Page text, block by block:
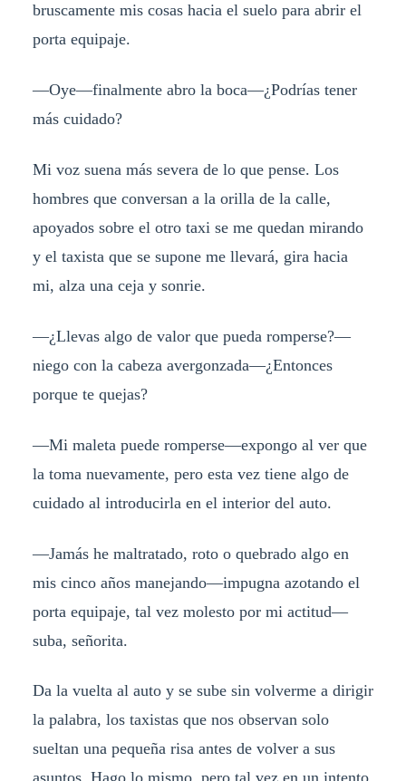
bruscamente mis cosas hacia el suelo para abrir el
porta equipaje.
—Oye—finalmente abro la boca—¿Podrías tener
más cuidado?
Mi voz suena más severa de lo que pense. Los
hombres que conversan a la orilla de la calle,
apoyados sobre el otro taxi se me quedan mirando
y el taxista que se supone me llevará, gira hacia
mi, alza una ceja y sonrie.
—¿Llevas algo de valor que pueda romperse?—
niego con la cabeza avergonzada—¿Entonces
porque te quejas?
—Mi maleta puede romperse—expongo al ver que
la toma nuevamente, pero esta vez tiene algo de
cuidado al introducirla en el interior del auto.
—Jamás he maltratado, roto o quebrado algo en
mis cinco años manejando—impugna azotando el
porta equipaje, tal vez molesto por mi actitud—
suba, señorita.
Da la vuelta al auto y se sube sin volverme a dirigir
la palabra, los taxistas que nos observan solo
sueltan una pequeña risa antes de volver a sus